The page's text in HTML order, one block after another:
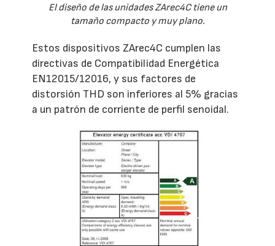
El diseño de las unidades ZArec4C tiene un
tamaño compacto y muy plano.
Estos dispositivos ZArec4C cumplen las
directivas de Compatibilidad Energética
EN12015/12016, y sus factores de
distorsión THD son inferiores al 5% gracias
a un patrón de corriente de perfil senoidal.